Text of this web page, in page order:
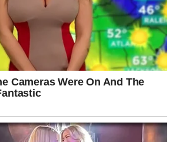
upoznati nekoga kroz
najvažnije.